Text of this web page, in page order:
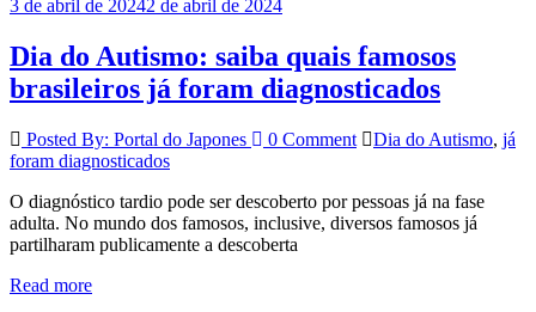
3 de abril de 20242 de abril de 2024
Dia do Autismo: saiba quais famosos
brasileiros já foram diagnosticados
Posted By: Portal do Japones 0 Comment Dia do Autismo, já
foram diagnosticados
O diagnóstico tardio pode ser descoberto por pessoas já na fase
adulta. No mundo dos famosos, inclusive, diversos famosos já
partilharam publicamente a descoberta
Read more